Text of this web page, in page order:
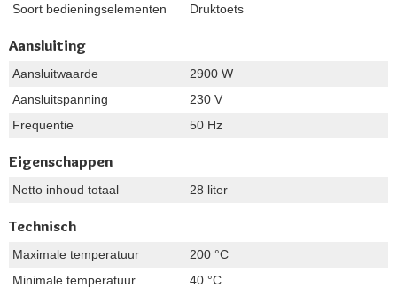
Soort bedieningselementen Druktoets
Aansluiting
Aansluitwaarde
2900 W
Aansluitspanning
230 V
Frequentie
50 Hz
Eigenschappen
Netto inhoud totaal 28 liter
Technisch
Maximale temperatuur
200 °C
Minimale temperatuur
40 °C